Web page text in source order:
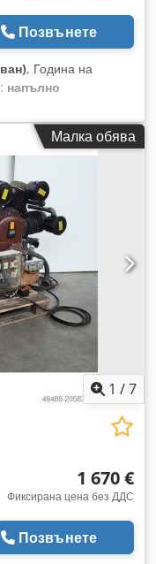
Позвънете
, Година на
напълно
SCK 30-10, след
Apbeha
10 бара;
2015
Нетна цена:
По-долу е
Малка обява
1 /7
1 670 €
Фиксирана цена без ДДС
Позвънете